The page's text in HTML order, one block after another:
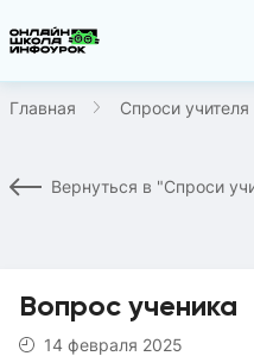
Главная Спроси учителя
Вернуться в "Спроси
Вопрос ученика
14 февраля 2025